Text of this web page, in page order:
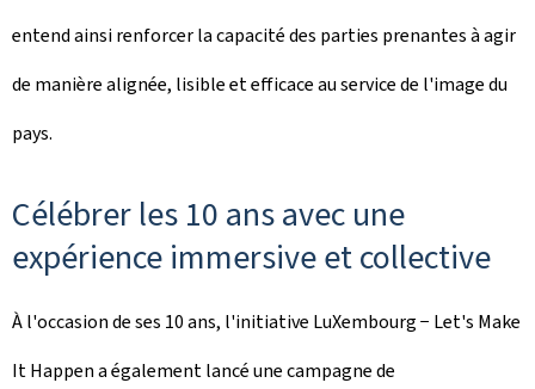
entend ainsi renforcer la capacité des parties prenantes à agir
de manière alignée, lisible et efficace au service de l'image du
pays.
Célébrer les 10 ans avec une
expérience immersive et collective
À l'occasion de ses 10 ans, l'initiative LuXembourg − Let's Make
It Happena également lancé une campagne de